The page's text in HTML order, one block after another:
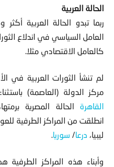
الحالة العربية
ربماتبدو الحالة العربية أكثر
العامل السياسي في اندلاع
كالعامل الاقتصادي مثلا.
لم تنشأ الثورات العربية في
مركز الدولة (العاصمة)
القاهرة الحالة المصرية
انطلقت من المراكز الطرفية
ليبيا، درعا/ سوريا.
وأبناء هذه المراكز